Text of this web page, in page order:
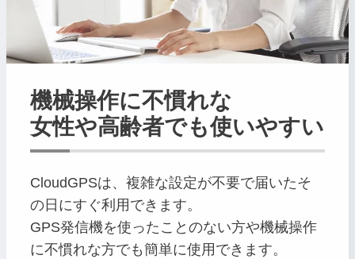
機械操作に不慣れな
女性や高齢者でも使いやすい
CloudGPSは、複雑な設定が不要で届いたそ
の日にすぐ利用できます。
GPS発信機を使ったことのない方や機械操作
に不慣れな方でも簡単に使用できます。